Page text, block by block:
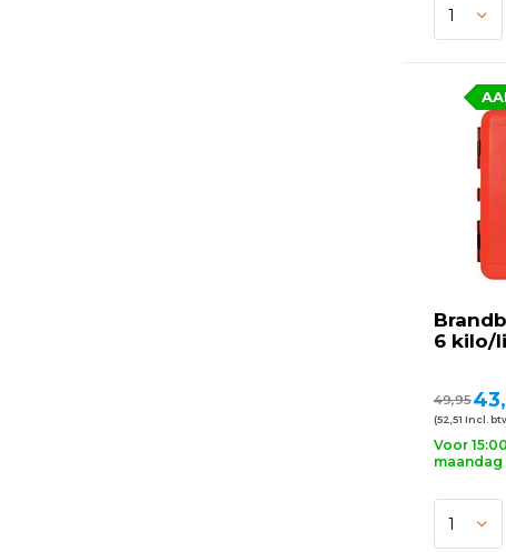
6 kilo/
49,95
(52,51 Incl.
Voor
maandag